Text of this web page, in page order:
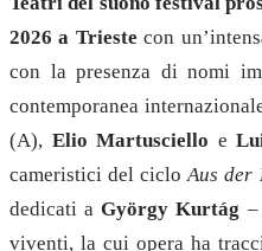
2026 a Trieste con
con la presenza di nomi
contemporanea
(A), Elio Martusciello e
cameristici del cicloAus der
dedicati aGyörgy Kurtág
viventi, la cui opera ha